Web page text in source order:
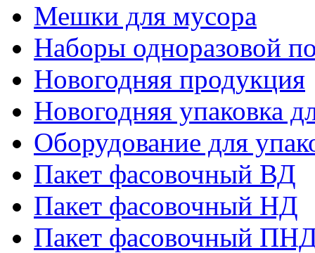
Мешки для мусора
Наборы одноразовой
Новогодняя продукция
Новогодняя упаковка
Оборудование для
Пакет фасовочный ВД
Пакет фасовочный НД
Пакет фасовочный